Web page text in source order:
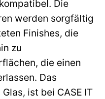
Die
werden sorgfältig
Finishes, die
zu
die einen
Das
ist bei CASE IT